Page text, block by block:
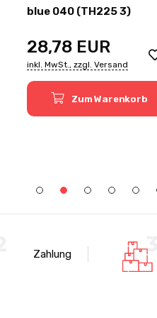
blue 040 (TH225 3)
28,78 EUR
inkl. MwSt., zzgl. Versand
Zum Warenkorb
Zahlung